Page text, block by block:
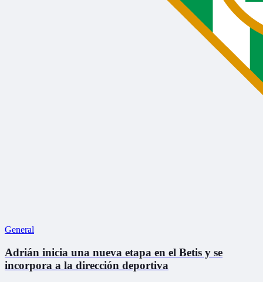
General
Adrián inicia una nueva etapa en el Betis y se
incorpora a la dirección deportiva